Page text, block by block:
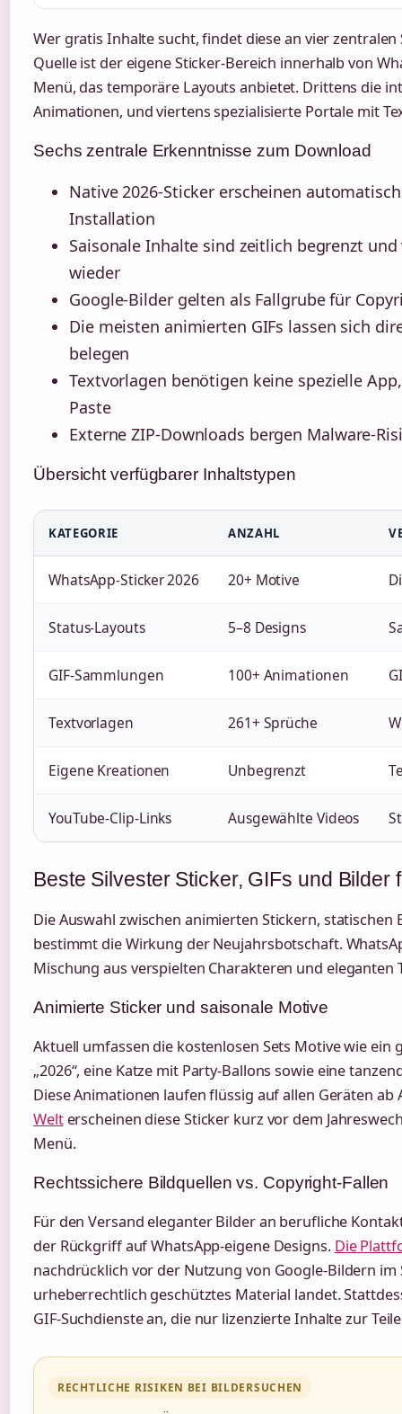
Wer gratis Inhalte sucht, findet diese an vier
Quelle ist der eigene Sticker-Bereich innerhalb von
Menü, das temporäre Layouts anbietet. Drittens die
Animationen, und viertens spezialisierte Portale mit
Sechs zentrale Erkenntnisse zum Download
Native 2026-Sticker erscheinen
Installation
Saisonale Inhalte sind zeitlich begrenzt
wieder
Google-Bilder gelten als Fallgrube für
Die meisten animierten GIFs lassen sich
belegen
Textvorlagen benötigen keine spezielle
Paste
Externe ZIP-Downloads bergen Malware-
Übersicht verfügbarer Inhaltstypen
KATEGORIE ANZAHL
WhatsApp-Sticker 2026 20+ Motive
Status-Layouts 5–8 Designs
GIF-Sammlungen 100+ Animationen
Textvorlagen 261+ Sprüche
Eigene Kreationen Unbegrenzt
YouTube-Clip-Links Ausgewählte Videos
Beste Silvester Sticker, GIFs und Bilder
Die Auswahl zwischen animierten Stickern,
bestimmt die Wirkung der Neujahrsbotschaft.
Mischung aus verspielten Charakteren und eleganten
Animierte Sticker und saisonale Motive
Aktuell umfassen die kostenlosen Sets Motive wie
„2026“, eine Katze mit Party-Ballons sowie eine
Diese Animationen laufen flüssig auf allen Geräten ab
Welterscheinen diese Sticker kurz vor dem
Menü.
Rechtssichere Bildquellen vs. Copyright-Fallen
Für den Versand eleganter Bilder an berufliche
der Rückgriff auf WhatsApp-eigene Designs. Die
nachdrücklich vor der Nutzung von Google-Bildern
urheberrechtlich geschütztes Material landet.
GIF-Suchdienste an, die nur lizenzierte Inhalte zur
RECHTLICHE RISIKEN BEI BILDERSUCHEN